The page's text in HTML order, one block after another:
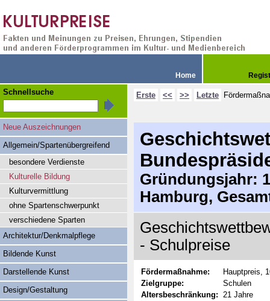
Home
Erste << >> Letzte
Gründungsjahr:
Hamburg,
- Schulpreise
Fördermaßnahme:
Hauptpreis,
Zielgruppe:
Schulen
Altersbeschränkung: 21 Jahre
Schnellsuche
Neue Auszeichnungen
Allgemein/Spartenübergreifend
besondere Verdienste
Kulturelle Bildung
Kulturvermittlung
ohne Spartenschwerpunkt
verschiedene Sparten
Architektur/Denkmalpflege
Bildende Kunst
Darstellende Kunst
Design/Gestaltung